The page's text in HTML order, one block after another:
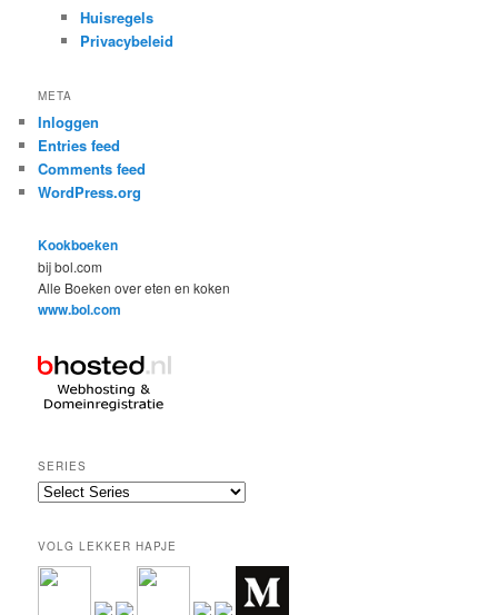
Huisregels
Privacybeleid
META
Inloggen
Entries feed
Comments feed
WordPress.org
Kookboeken
bij bol.com
Alle Boeken over eten en koken
www.bol.com
SERIES
VOLG LEKKER HAPJE